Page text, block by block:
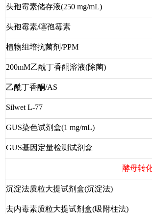
头孢霉素储存液(250 mg/mL)
头孢霉素/噻孢霉素
植物组培抗菌剂/PPM
200mM乙酰丁香酮溶液(除菌)
乙酰丁香酮/AS
Silwet L-77
GUS染色试剂盒(1 mg/mL)
GUS基因定量检测试剂盒
酵母转化
沉淀法质粒大提试剂盒(沉淀法)
去内毒素质粒大提试剂盒(吸附柱法)